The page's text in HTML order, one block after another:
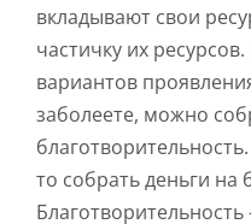
вкладывают свои
частичку их
вариантов
заболеете, можно
то собрать деньги на